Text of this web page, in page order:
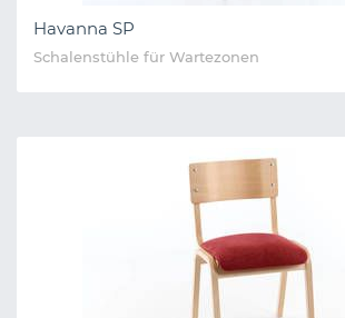
Havanna SP
Schalenstühle für Wartezonen